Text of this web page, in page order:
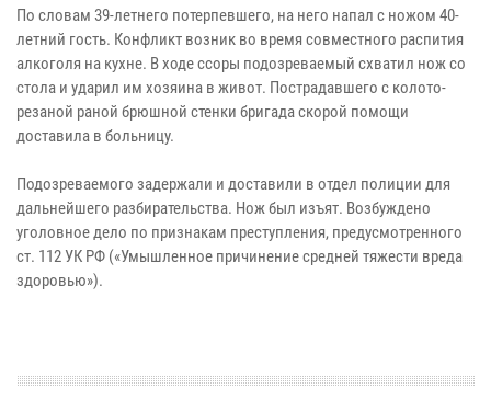
По словам 39-летнего потерпевшего, на него напал с ножом 40-
летний гость. Конфликт возник во время совместного распития
алкоголя на кухне. В ходе ссоры подозреваемый схватил нож со
стола и ударил им хозяина в живот. Пострадавшего с колото-
резаной раной брюшной стенки бригада скорой помощи
доставила в больницу.
Подозреваемого задержали и доставили в отдел полиции для
дальнейшего разбирательства. Нож был изъят. Возбуждено
уголовное дело по признакам преступления, предусмотренного
ст. 112 УК РФ («Умышленное причинение средней тяжести вреда
здоровью»).